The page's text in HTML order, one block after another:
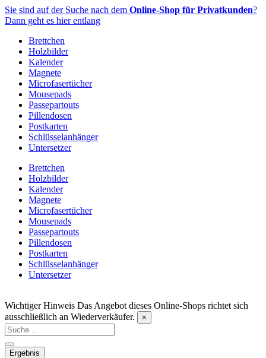
Zum
Inhalt
Sie sind auf der Suche nach dem Online-Shop für Privatkunden?
Dann geht es hier entlang
Brettchen
Holzbilder
Kalender
Magnete
Microfasertücher
Mousepads
Passepartouts
Pillendosen
Postkarten
Schlüsselanhänger
Untersetzer
Brettchen
Holzbilder
Kalender
Magnete
Microfasertücher
Mousepads
Passepartouts
Pillendosen
Postkarten
Schlüsselanhänger
Untersetzer
Wichtiger Hinweis Das Angebot dieses Online-Shops richtet sich
ausschließlich an Wiederverkäufer.
×
Search
...
Ergebnis